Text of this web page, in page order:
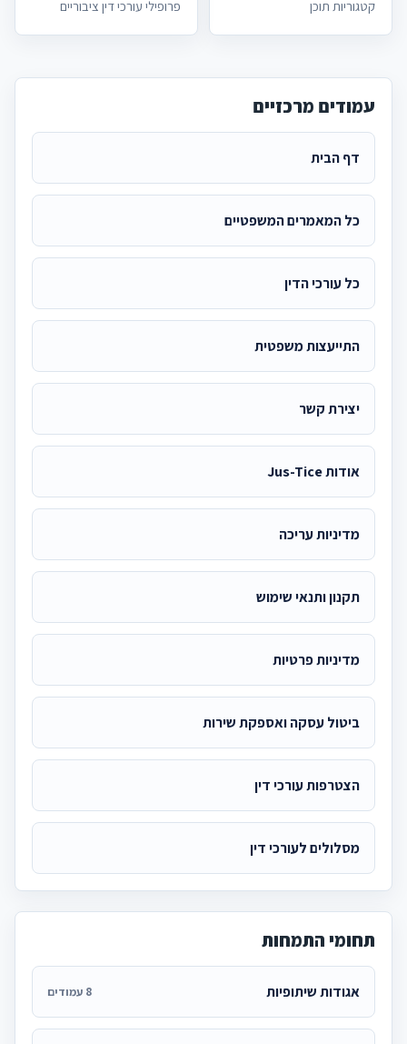
קטגוריות תוכן פרופילי עורכי דין ציבוריים
עמודים מרכזיים
דף הבית
כל המאמרים המשפטיים
כל עורכי הדין
התייעצות משפטית
יצירת קשר
אודות Jus-Tice
מדיניות עריכה
תקנון ותנאי שימוש
מדיניות פרטיות
ביטול עסקה ואספקת שירות
הצטרפות עורכי דין
מסלולים לעורכי דין
תחומי התמחות
אגודות שיתופיות 8 עמודים